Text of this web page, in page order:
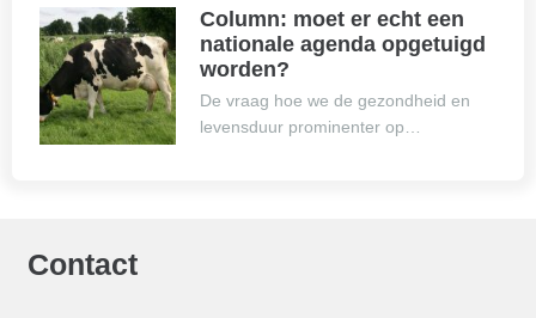
Column: moet er echt een
nationale agenda opgetuigd
worden?
De vraag hoe we de gezondheid en
levensduur prominenter op…
Contact